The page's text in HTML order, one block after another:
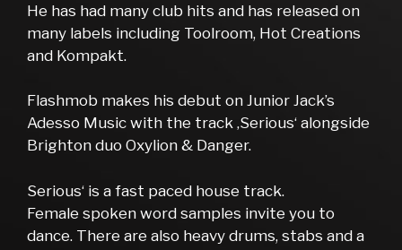
He has had many club hits and has released on
many labels including Toolroom, Hot Creations
and Kompakt.
Flashmob makes his debut on Junior Jack’s
Adesso Music with the track ‚Serious‘ alongside
Brighton duo Oxylion & Danger.
Serious‘ is a fast paced house track.
Female spoken word samples invite you to
dance. There are also heavy drums, stabs and a